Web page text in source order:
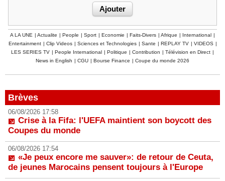
A LA UNE Actualite People Sport Economie Faits-Divers Afrique International
Entertainment
Clip Videos Sciences et Technologies Sante REPLAY TV VIDEOS
LES SERIES TV
People International Politique Contribution Télévision en Direct
News in English
CGU Bourse Finance Coupe du monde 2026
Brèves
06/08/2026 17:58
Crise à la Fifa: l'UEFA maintient son boycott des
Coupes du monde
06/08/2026 17:54
«Je peux encore me sauver»: de retour de Ceuta,
de jeunes Marocains pensent toujours à l'Europe